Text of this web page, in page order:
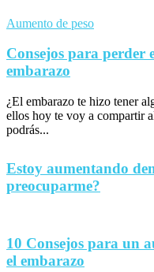
Aumento de peso
Consejos para perder
embarazo
¿El embarazo te hizo tener
ellos hoy te voy a compartir
podrás...
Estoy aumentando
preocuparme?
10 Consejos para un
el embarazo